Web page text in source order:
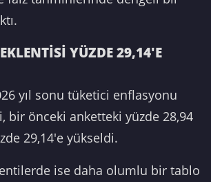
YÜZDE 29,14'E
yıl sonu tüketici enflasyonu
bir önceki anketteki yüzde 28,94
29,14'e yükseldi.
ise daha olumlu bir tablo